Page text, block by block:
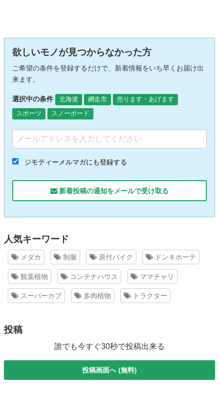
欲しいモノが見つからなかった方
ご希望の条件を登録するだけで、新着情報をいち早くお届け出
来ます。
選択中の条件 北海道 網走市
売ります・あげます
スポーツ
スノーボード
ジモティーメルマガにも登録する
新着投稿の通知をメールで受け取る
人気キーワード
メダカ 制服 原付バイク ドンキホーテ
観葉植物 コンテナハウス ママチャリ
スーパーカブ 多肉植物 トラクター
投稿
誰でも今すぐ30秒で投稿出来る
投稿画面へ (無料)